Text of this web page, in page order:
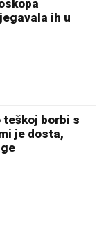
ih u
teškoj borbi s
je dosta,